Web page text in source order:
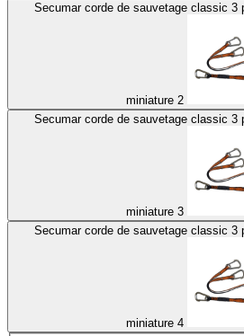
Secumar corde de sauvetage classic 3
miniature 2
Secumar corde de sauvetage classic 3
miniature 3
Secumar corde de sauvetage classic 3
miniature 4